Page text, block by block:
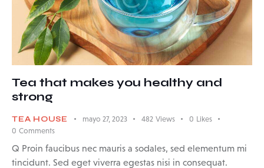
Tea that makes you healthy and
strong
TEA HOUSE mayo 27, 2023 482 Views 0 Likes
0 Comments
Q Proin faucibus nec mauris a sodales, sed elementum mi
tincidunt. Sed eget viverra egestas nisi in consequat.